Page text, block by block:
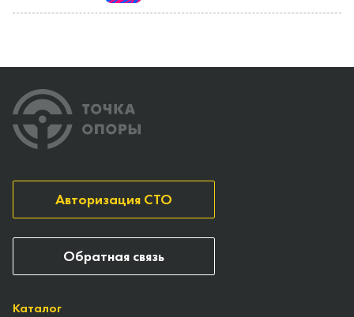
Каталог
Авторизация СТО
Обратная связь